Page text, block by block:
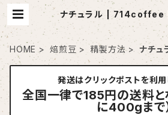
ナチュラル | 714coffee
オリジンの自家焙煎珈
HOME 焙煎豆 精製方法 ナチュ
発送はクリックポストを利用
全国一律で185円の送料と
に400gまで